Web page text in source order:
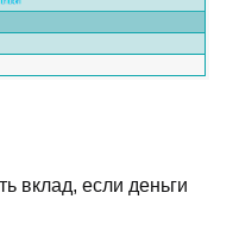
вклад, если деньги